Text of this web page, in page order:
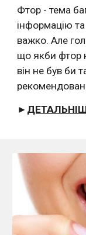
Фтор - тема
інформацію
важко. Але
що якби фтор
він не був би
►